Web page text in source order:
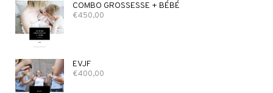
COMBO GROSSESSE + BÉBÉ
€450,00
EVJF
€400,00